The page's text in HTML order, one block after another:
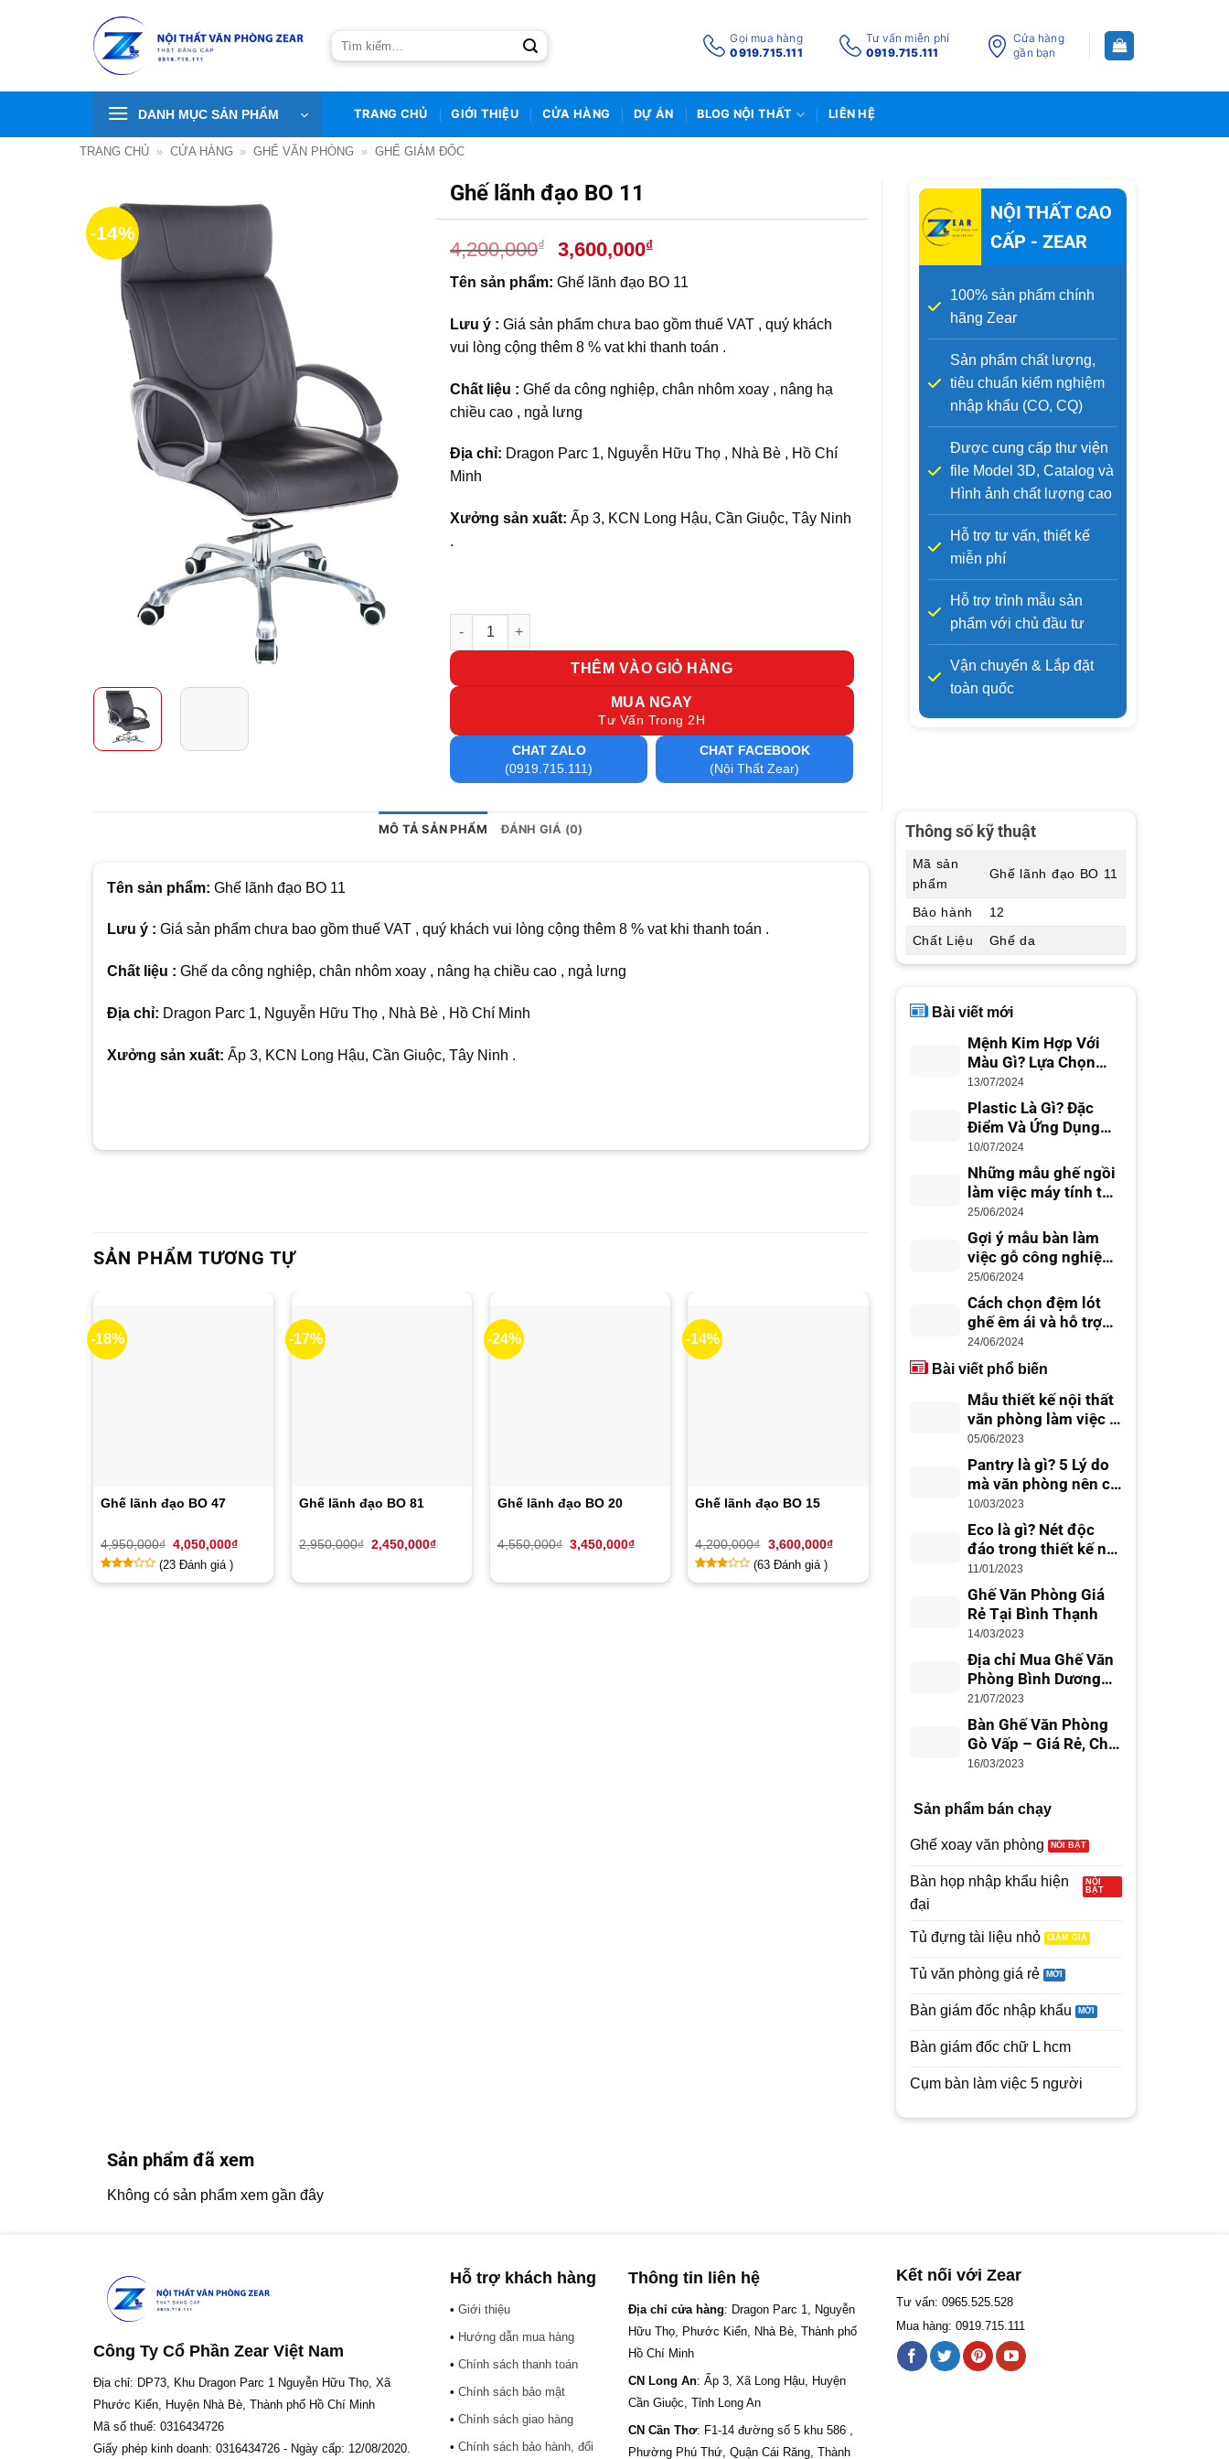
Tìm
kiếm:
Gọi mua hàng
0919.715.111
Tư vấn miễn phí
0919.715.111
Cửa hàng
gần bạn
DANH MỤC SẢN PHẨM TRANG CHỦ GIỚI THIỆU CỬA HÀNG DỰ ÁN BLOG NỘI THẤT LIÊN HỆ
TRANG CHỦ » CỬA HÀNG » GHẾ VĂN PHÒNG » GHẾ GIÁM ĐỐC
-14%
Ghế lãnh đạo BO 11
4,200,000₫
Giá
gốc
là:
4,200,000₫.
3,600,000₫Giá
tại
là:
3,600,000₫.
Tên sản phẩm: Ghế lãnh đạo BO 11
Lưu ý : Giá sản phẩm chưa bao gồm thuế VAT , quý khách
vui lòng cộng thêm 8 % vat khi thanh toán .
Chất liệu : Ghế da công nghiệp, chân nhôm xoay , nâng hạ
chiều cao , ngả lưng
Địa chỉ: Dragon Parc 1, Nguyễn Hữu Thọ , Nhà Bè , Hồ Chí
Minh
Xưởng sản xuất: Ấp 3, KCN Long Hậu, Cần Giuộc, Tây Ninh
.
Ghế lãnh đạo BO 11 số lượng
THÊM VÀO GIỎ HÀNG
MUA NGAY
Tư Vấn Trong 2H
CHAT ZALO
(0919.715.111)
CHAT FACEBOOK
(Nội Thất Zear)
NỘI THẤT CAO
CẤP - ZEAR
100% sản phẩm chính
hãng Zear
Sản phẩm chất lượng,
tiêu chuẩn kiểm nghiệm
nhập khẩu (CO, CQ)
Được cung cấp thư viện
file Model 3D, Catalog và
Hình ảnh chất lượng cao
Hỗ trợ tư vấn, thiết kế
miễn phí
Hỗ trợ trình mẫu sản
phẩm với chủ đầu tư
Vận chuyển & Lắp đặt
toàn quốc
MÔ TẢ SẢN PHẨM ĐÁNH GIÁ (0)
Tên sản phẩm: Ghế lãnh đạo BO 11
Lưu ý : Giá sản phẩm chưa bao gồm thuế VAT , quý khách vui lòng cộng thêm 8 % vat khi thanh toán .
Chất liệu : Ghế da công nghiệp, chân nhôm xoay , nâng hạ chiều cao , ngả lưng
Địa chỉ: Dragon Parc 1, Nguyễn Hữu Thọ , Nhà Bè , Hồ Chí Minh
Xưởng sản xuất: Ấp 3, KCN Long Hậu, Cần Giuộc, Tây Ninh .
SẢN PHẨM TƯƠNG TỰ
-18%
Ghế lãnh đạo BO 47
4,950,000₫ Giá
là:
4,950,000₫.
4,050,000₫Giá
là:
2.82
11
(23Đánh giá )
-17%
Ghế lãnh đạo BO 81
2,950,000₫ Giá
2,950,000₫.
2,450,000₫Giá
là:
-24%
Ghế lãnh đạo BO 20
4,550,000₫ Giá
4,550,000₫.
3,450,000₫Giá
là:
-14%
Ghế lãnh đạo BO 15
4,200,000₫ Giá
là:
4,200,000₫.
3,600,000₫Giá
là:
2.67
3
(63 Đánh giá )
Ghế lãnh đạo BO 24
Giá
gốc
là:
4,800,000₫Giá
hiện
4,800,000₫.
18Đánh giá )
4,200,000
Thông số kỹ thuật
Mã sản
phẩm
Ghế lãnh đạo BO 11
Bảo hành
12
Chất Liệu
Ghế da
Bài viết mới
Mệnh Kim Hợp Với
Màu Gì? Lựa Chọn
Màu Sắc Phong Thủy
13/07/2024
Plastic Là Gì? Đặc
Điểm Và Ứng Dụng
Trong Cuộc Sống
10/07/2024
Những mẫu ghế ngồi
làm việc máy tính tốt
nhất cho dân văn
phòng
25/06/2024
Gợi ý mẫu bàn làm
việc gỗ công nghiệp
đẹp hiện đại
25/06/2024
Cách chọn đệm lót
ghế êm ái và hỗ trợ
lưng tốt
24/06/2024
Bài viết phổ biến
Mẫu thiết kế nội thất
văn phòng làm việc –
thiết kế văn phòng
đẹp, chuyên nghiệp
05/06/2023
Pantry là gì? 5 Lý do
mà văn phòng nên có
Office Pantry
10/03/2023
Eco là gì? Nét độc
đáo trong thiết kế nội
thất Eco
11/01/2023
Ghế Văn Phòng Giá
Rẻ Tại Bình Thạnh
14/03/2023
Địa chỉ Mua Ghế Văn
Phòng Bình Dương
Giá Rẻ, Uy Tín
21/07/2023
Bàn Ghế Văn Phòng
Gò Vấp – Giá Rẻ, Chất
Lượng
16/03/2023
Sản phẩm bán chạy
Ghế xoay văn phòng
Bàn họp nhập khẩu hiện
đại
Tủ đựng tài liệu nhỏ
Tủ văn phòng giá rẻ
Bàn giám đốc nhập khẩu
Bàn giám đốc chữ L hcm
Cụm bàn làm việc 5 người
Sản phẩm đã xem
Không có sản phẩm xem gần đây
Công Ty Cổ Phần Zear Việt Nam
Địa chỉ: DP73, Khu Dragon Parc 1 Nguyễn Hữu Thọ, Xã
Phước Kiển, Huyện Nhà Bè, Thành phố Hồ Chí Minh
Mã số thuế: 0316434726
Giấy phép kinh doanh: 0316434726 - Ngày cấp: 12/08/2020.
Hỗ trợ khách hàng
• Giới thiệu
• Hướng dẫn mua hàng
• Chính sách thanh toán
• Chính sách bảo mật
• Chính sách giao hàng
• Chính sách bảo hành, đổi
Thông tin liên hệ
Địa chỉ cửa hàng: Dragon Parc 1, Nguyễn
Hữu Thọ, Phước Kiển, Nhà Bè, Thành phố
Hồ Chí Minh
CN Long An: Ấp 3, Xã Long Hậu, Huyện
Cần Giuộc, Tỉnh Long An
CN Cần Thơ: F1-14 đường số 5 khu 586 ,
Phường Phú Thứ, Quận Cái Răng, Thành
Kết nối với Zear
Tư vấn: 0965.525.528
Mua hàng: 0919.715.111